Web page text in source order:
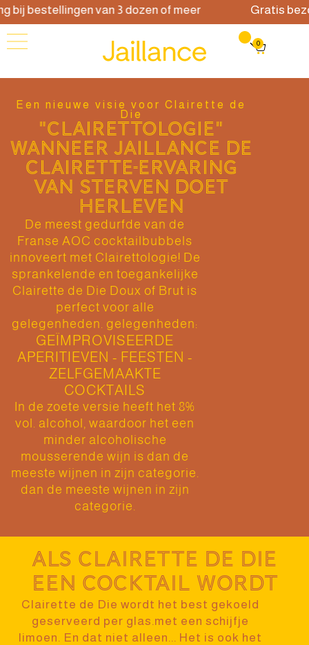
bestellingen van 3 dozen of meer Gratis
0
Een nieuwe visie voor Clairette de
Die
"CLAIRETTOLOGIE"
WANNEER JAILLANCE DE
CLAIRETTE-ERVARING
VAN STERVEN DOET
HERLEVEN
De meest gedurfde van de
Franse AOC cocktailbubbels
innoveert met Clairettologie! De
sprankelende en toegankelijke
Clairette de Die Doux of Brut is
perfect voor alle
gelegenheden. gelegenheden:
GEÏMPROVISEERDE
APERITIEVEN - FEESTEN -
ZELFGEMAAKTE
COCKTAILS
In de zoete versie heeft het 8%
vol. alcohol, waardoor het een
minder alcoholische
mousserende wijn is dan de
meeste wijnen in zijn categorie.
dan de meeste wijnen in zijn
categorie.
Als Clairette de Die
een cocktail wordt
Clairette de Die wordt het best gekoeld
geserveerd per glas.met een schijfje
limoen. En dat niet alleen... Het is ook het